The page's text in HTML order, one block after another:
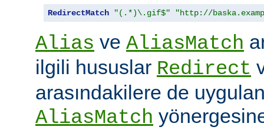
RedirectMatch "(.*)\.gif$" "http://
Alias ve AliasMatch
ilgili hususlar Redirect
arasındakilere de
AliasMatch